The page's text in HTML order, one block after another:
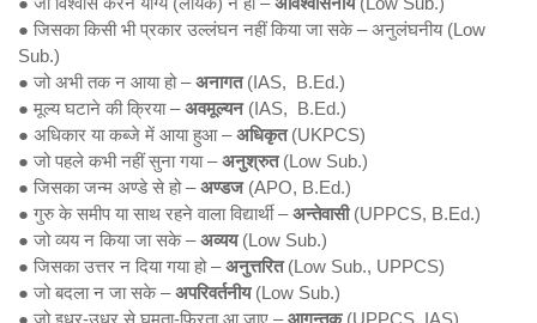
● जिसका किसी भी प्रकार उल्लंघन नहीं किया जा सके – अनुलंघनीय (Low
Sub.)
● जो अभी तक न आया हो –अनागत(IAS, B.Ed.)
● मूल्य घटाने की क्रिया –अवमूल्यन(IAS, B.Ed.)
● अधिकार या कब्जे में आया हुआ –अधिकृत(UKPCS)
● जो पहले कभी नहीं सुना गया –अनुश्रुत(Low Sub.)
● जिसका जन्म अण्डे से हो –अण्डज(APO, B.Ed.)
● गुरु के समीप या साथ रहने वाला विद्यार्थी –अन्तेवासी(UPPCS, B.Ed.)
● जो व्यय न किया जा सके –अव्यय(Low Sub.)
● जिसका उत्तर न दिया गया हो –अनुत्तरित(Low Sub., UPPCS)
● जो बदला न जा सके –अपरिवर्तनीय(Low Sub.)
● जो इधर-उधर से घूमता-फिरता आ जाए –आगन्तुक(UPPCS, IAS)